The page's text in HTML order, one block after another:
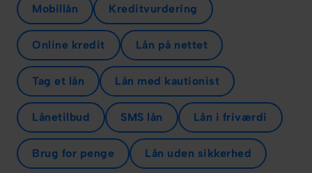
Mobillån Kreditvurdering
Online kredit Lån på nettet
Tag et lån Lån med kautionist
Lånetilbud SMS lån Lån i friværdi
Brug for penge Lån uden sikkerhed